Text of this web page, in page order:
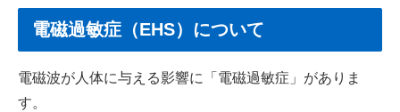
電磁過敏症（EHS）について
電磁波が人体に与える影響に「電磁過敏症」がありま
す。